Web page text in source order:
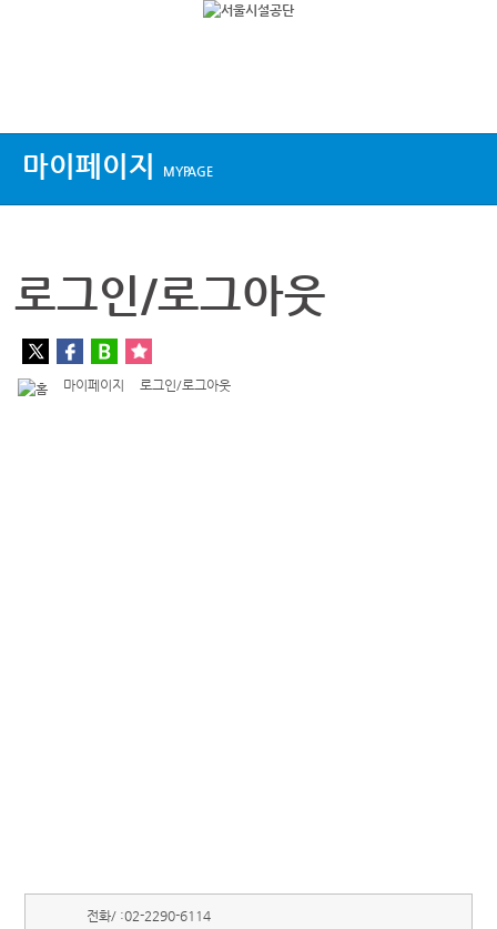
마이페이지 MYPAGE
로그인/로그아웃
마이페이지 로그인/로그아웃
전화/ :02-2290-6114